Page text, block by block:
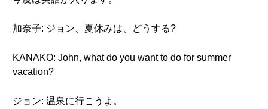
加奈子: ジョン、夏休みは、どうする?
KANAKO: John, what do you want to do for summer
vacation?
ジョン: 温泉に行こうよ。